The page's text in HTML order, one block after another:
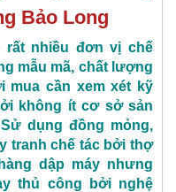
Bảo Long
rất nhiều đơn vị chế
mẫu mã, chất lượng
mua cần xem xét kỹ
không ít cơ sở sản
dụng đồng mỏng,
tranh chế tác bởi thợ
dập máy nhưng
thủ công bởi nghệ